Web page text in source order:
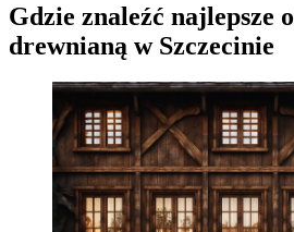
Gdzie znaleźć najlepsze
drewnianą w Szczecinie